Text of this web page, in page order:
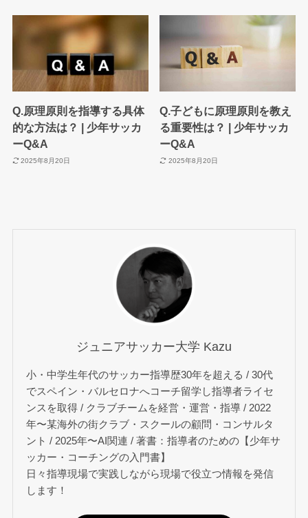
Q.原理原則を指導する具体
的な方法は？ | 少年サッカ
ーQ&A
2025年8月20日
Q.子どもに原理原則を教え
る重要性は？ | 少年サッカ
ーQ&A
2025年8月20日
ジュニアサッカー大学 Kazu
小・中学生年代のサッカー指導歴30年を超える / 30代
でスペイン・バルセロナへコーチ留学し指導者ライセ
ンスを取得 / クラブチームを経営・運営・指導 / 2022
年〜某海外の街クラブ・スクールの顧問・コンサルタ
ント / 2025年〜AI関連 / 著書：指導者のための【少年サ
ッカー・コーチングの入門書】
日々指導現場で実践しながら現場で役立つ情報を発信
します！